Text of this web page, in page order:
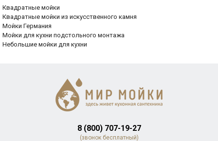
Квадратные мойки
Квадратные мойки из искусственного камня
Мойки Германия
Мойки для кухни подстольного монтажа
Небольшие мойки для кухни
8 (800) 707-19-27
(звонок бесплатный)